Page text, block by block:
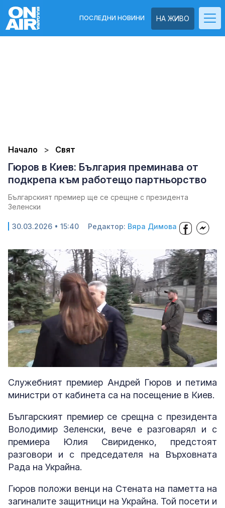
НА ЖИВО
ПОСЛЕДНИ НОВИНИ
Начало Свят
Гюров в Киев: България преминава от
подкрепа към работещо партньорство
Българският премиер ще се срещне с президента
Зеленски
30.03.2026 • 15:40 Редактор: Вяра Димова
Unmute
Служебният премиер Андрей Гюров и петима
министри от кабинета са на посещение в Киев.
Българският премиер се срещна с президента
Володимир Зеленски, вече е разговарял и с
премиера Юлия Свириденко, предстоят
разговори и с председателя на Върховната
Рада на Украйна.
Гюров положи венци на Стената на паметта на
загиналите защитници на Украйна. Той посети и